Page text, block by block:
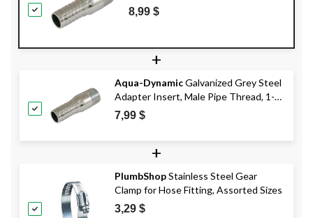
filetage mâle, 1 1/2 po
8,99 $
+
Aqua-DynamicGalvanized Grey Steel
Adapter Insert, Male Pipe Thread, 1-
1/4-in
7,99 $
+
PlumbShopStainless Steel Gear
Clamp for Hose Fitting, Assorted Sizes
3,29 $